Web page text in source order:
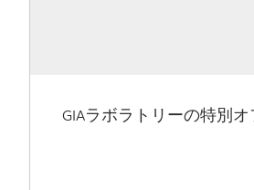
GIAラボラトリーの特別